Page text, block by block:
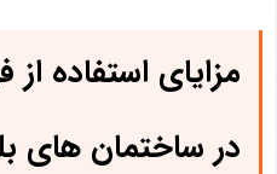
مزایای استفاده
در ساختمان های